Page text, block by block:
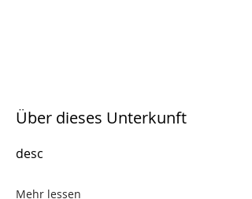
Über dieses Unterkunft
desc
Mehr lessen